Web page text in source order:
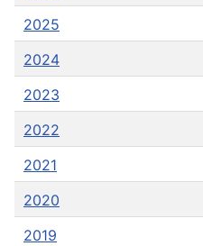
2025
2024
2023
2022
2021
2020
2019